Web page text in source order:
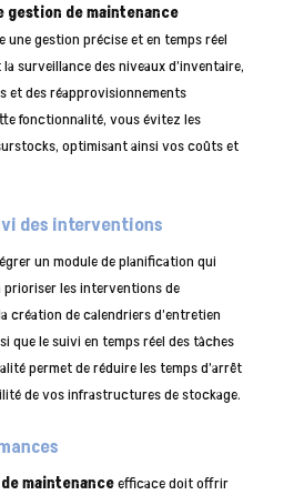
gestion de maintenance
gestion précise et en temps réel
surveillance des niveaux d’inventaire,
et des réapprovisionnements
fonctionnalité, vous évitez les
optimisant ainsi vos coûts et
des interventions
un module de planification qui
prioriser les interventions de
création de calendriers d’entretien
que le suivi en temps réel des tâches
permet de réduire les temps d’arrêt
de vos infrastructures de stockage.
maintenanceefficace doit offrir